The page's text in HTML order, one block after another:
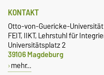
KONTAKT
Otto-von-Guericke-Universität
FEIT, IIKT, Lehrstuhl für
Universitätsplatz 2
39106 Magdeburg
mehr…